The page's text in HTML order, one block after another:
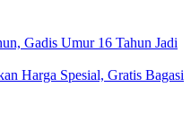
Gadis Umur 16 Tahun Jadi
Harga Spesial, Gratis Bagasi